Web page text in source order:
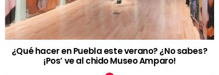
¿Qué hacer en Puebla este verano? ¿No sabes?
¡Pos’ ve al chido Museo Amparo!